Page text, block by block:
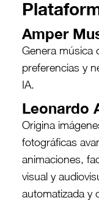
Amper
Genera música
preferencias y
IA.
Leonardo
Origina
fotográficas
animaciones,
visual y
automatizada y